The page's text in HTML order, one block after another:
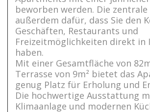
beworben werden. Die
außerdem dafür, dass Sie den
Geschäften, Restaurants und
Freizeitmöglichkeiten direkt in
haben.
Mit einer Gesamtfläche von
Terrasse von 9m² bietet das
genug Platz für Erholung und
Die hochwertige Ausstattung
Klimaanlage und modernen